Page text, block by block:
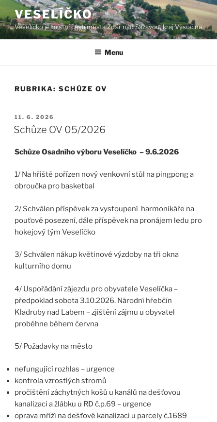
Přejít
k
obsahu
webu
VESELÍČKO
Veselíčko je místní částí města Žďár nad Sázavou, kraj Vysočina
Menu
RUBRIKA: SCHŮZE OV
PUBLIKOVÁNO
11. 6. 2026
Schůze OV 05/2026
Schůze Osadního výboru Veselíčko – 9.6.2026
1/ Na hřiště pořízen nový venkovní stůl na pingpong a
obroučka pro basketbal
2/ Schválen příspěvek za vystoupení harmonikáře na
pouťové posezení, dále příspěvek na pronájem ledu pro
hokejový tým Veselíčko
3/ Schválen nákup květinové výzdoby na tři okna
kulturního domu
4/ Uspořádání zájezdu pro obyvatele Veselíčka –
předpoklad sobota 3.10.2026. Národní hřebčín
Kladruby nad Labem – zjištění zájmu u obyvatel
proběhne během června
5/ Požadavky na město
nefungující rozhlas – urgence
kontrola vzrostlých stromů
pročištění záchytných košů u kanálů na dešťovou
kanalizaci a žlábku u RD č.p.69 – urgence
oprava mříží na dešťové kanalizaci u parcely č.1689